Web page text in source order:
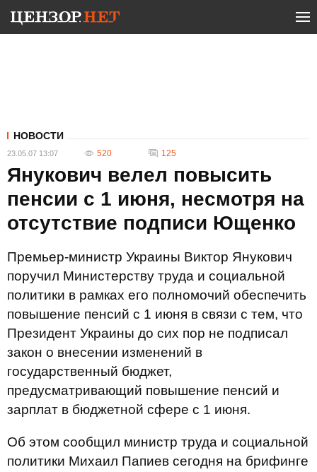
НОВОСТИ
23.05.07 13:07 520 125
Янукович велел повысить
пенсии с 1 июня, несмотря на
отсутствие подписи Ющенко
Премьер-министр Украины Виктор Янукович
поручил Министерству труда и социальной
политики в рамках его полномочий обеспечить
повышение пенсий с 1 июня в связи с тем, что
Президент Украины до сих пор не подписал
закон о внесении изменений в
государственный бюджет,
предусматривающий повышение пенсий и
зарплат в бюджетной сфере с 1 июня.
Об этом сообщил министр труда и социальной
политики Михаил Папиев сегодня на брифинге